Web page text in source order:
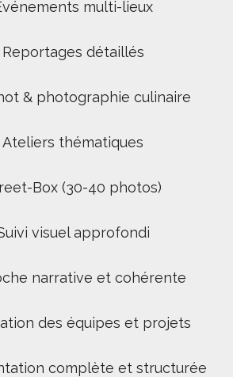
multi-lieux
Reportages détaillés
& photographie culinaire
Ateliers thématiques
Box (30-40 photos)
visuel approfondi
narrative et cohérente
des équipes et projets
complète et structurée